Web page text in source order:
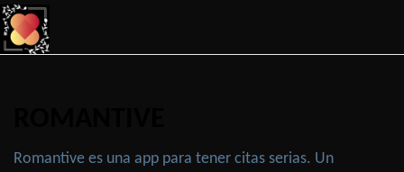
Romantive es una app para tener citas serias. Un